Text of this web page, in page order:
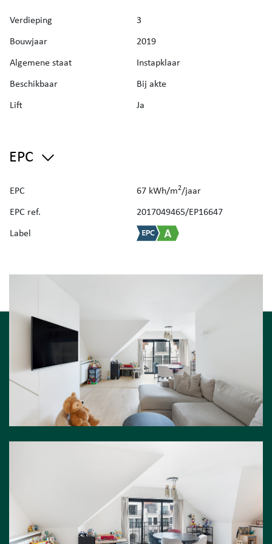
denkbare voorzieningen direct beschikbaar in de wijk.
Bezoeken? Graag na afspraak met Avantimmo op het
nummer 050 62 50 55.
Verdieping
3
Bouwjaar
2019
Algemene staat
Instapklaar
Beschikbaar
Bij akte
Lift
Ja
EPC
EPC 67 kWh/m2/jaar
EPC ref.
2017049465/EP16647
Label